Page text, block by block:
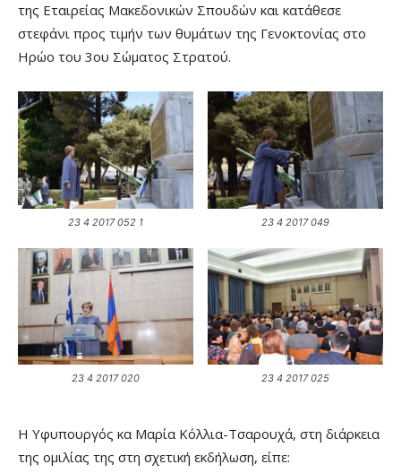
της Εταιρείας Μακεδονικών Σπουδών και κατάθεσε
στεφάνι προς τιμήν των θυμάτων της Γενοκτονίας στο
Ηρώο του 3ου Σώματος Στρατού.
23 4 2017 052 1 23 4 2017 049
23 4 2017 020 23 4 2017 025
Η Υφυπουργός κα Μαρία Κόλλια-Τσαρουχά, στη διάρκεια
της ομιλίας της στη σχετική εκδήλωση, είπε: